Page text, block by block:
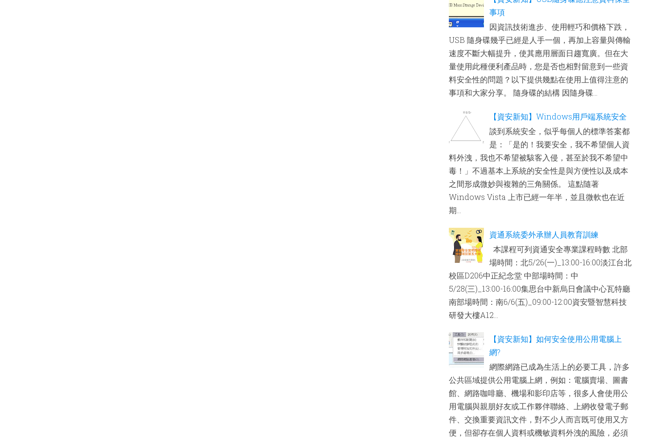
事項
因資訊技術進步、使用輕巧和價格下跌，
USB 隨身碟幾乎已經是人手一個，再加上容量與傳輸
速度不斷大幅提升，使其應用層面日趨寬廣。但在大
量使用此種便利產品時，您是否也相對留意到一些資
料安全性的問題？以下提供幾點在使用上值得注意的
事項和大家分享。 隨身碟的結構 因隨身碟...
【資安新知】Windows用戶端系統安全
談到系統安全，似乎每個人的標準答案都
是：「是的！我要安全，我不希望個人資
料外洩，我也不希望被駭客入侵，甚至於我不希望中
毒！」不過基本上系統的安全性是與方便性以及成本
之間形成微妙與複雜的三角關係。 這點隨著
Windows Vista 上市已經一年半，並且微軟也在近
期...
資通系統委外承辦人員教育訓練
本課程可列資通安全專業課程時數 北部
場時間：北5/26(一)_13:00-16:00淡江台北
校區D206中正紀念堂 中部場時間：中
5/28(三)_13:00-16:00集思台中新烏日會議中心瓦特廳
南部場時間：南6/6(五)_09:00-12:00資安暨智慧科技
研發大樓A12...
【資安新知】如何安全使用公用電腦上
網?
網際網路已成為生活上的必要工具，許多
公共區域提供公用電腦上網，例如：電腦賣場、圖書
館、網路咖啡廳、機場和影印店等，很多人會使用公
用電腦與親朋好友或工作夥伴聯絡、上網收發電子郵
件、交換重要資訊文件，對不少人而言既可使用又方
便，但卻存在個人資料或機敏資料外洩的風險，必須